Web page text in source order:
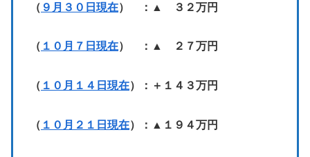
（ ９月３０日現在） ：▲ ３２万円
（ １０月７日現在） ：▲ ２７万円
（ １０月１４日現在）：＋１４３万円
（ １０月２１日現在）：▲１９４万円